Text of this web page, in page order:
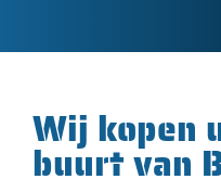
Wij kopen
buurt van